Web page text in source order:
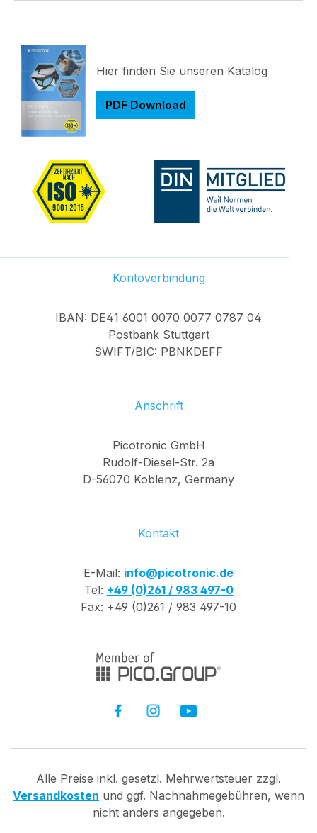
Hier finden Sie unseren Katalog
PDF Download
Kontoverbindung
IBAN: DE41 6001 0070 0077 0787 04
Postbank Stuttgart
SWIFT/BIC: PBNKDEFF
Anschrift
Picotronic GmbH
Rudolf-Diesel-Str. 2a
D-56070 Koblenz, Germany
Kontakt
E-Mail: info@picotronic.de
Tel: +49 (0)261 / 983 497-0
Fax: +49 (0)261 / 983 497-10
Alle Preise inkl. gesetzl. Mehrwertsteuer zzgl.
Versandkosten und ggf. Nachnahmegebühren, wenn
nicht anders angegeben.